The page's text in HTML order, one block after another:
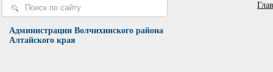
Администрации Волчихинского района
Алтайского края